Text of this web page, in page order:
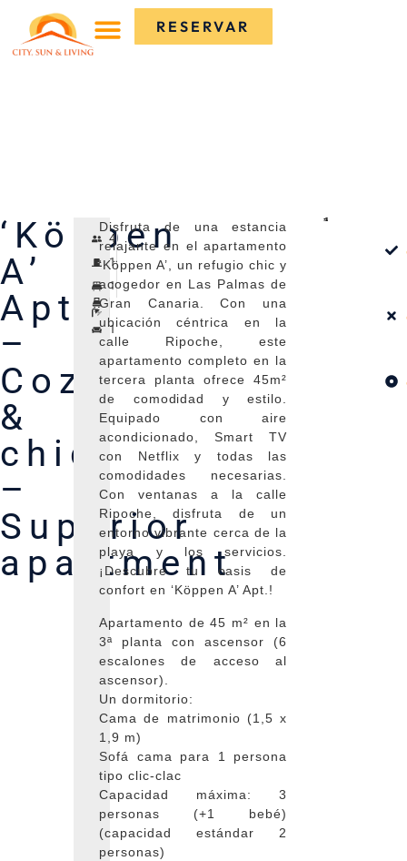
RESERVAR
RESERVAR
‘Köppen
A’
Apt.
–
Cozy
&
chic
–
Superior
apartment
4
1
1
1
Disfruta de una estancia
relajante en el apartamento
‘Köppen A’, un refugio chic y
acogedor en Las Palmas de
Gran Canaria. Con una
ubicación céntrica en la
calle Ripoche, este
apartamento completo en la
tercera planta ofrece 45m²
de comodidad y estilo.
Equipado con aire
acondicionado, Smart TV
con Netflix y todas las
comodidades necesarias.
Con ventanas a la calle
Ripoche, disfruta de un
entorno vibrante cerca de la
playa y los servicios.
¡Descubre tu oasis de
confort en ‘Köppen A’ Apt.!
Apartamento de 45 m² en la
3ª planta con ascensor (6
escalones de acceso al
ascensor).
Un dormitorio:
Cama de matrimonio (1,5 x
1,9 m)
Sofá cama para 1 persona
tipo clic-clac
Capacidad máxima: 3
personas (+1 bebé)
(capacidad estándar 2
personas)